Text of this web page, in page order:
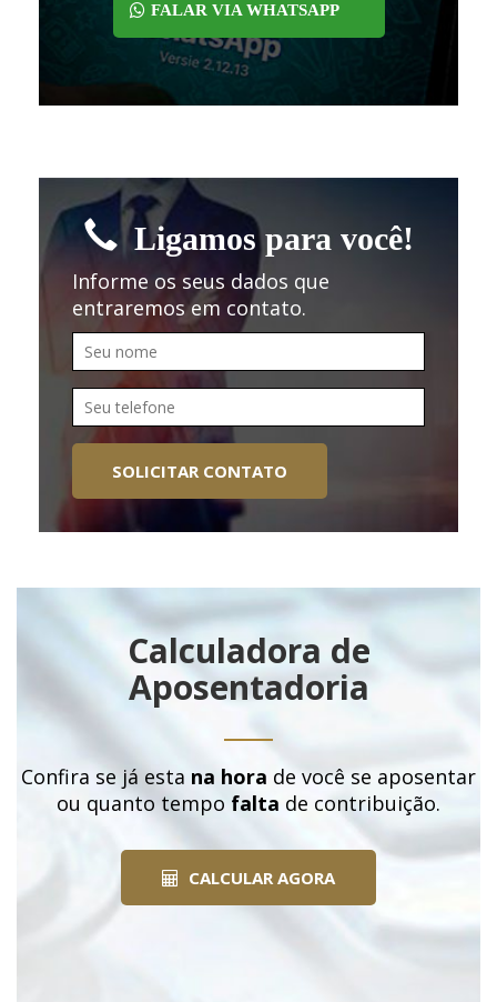
FALAR VIA WHATSAPP
Ligamos para você!
Informe os seus dados que
entraremos em contato.
SOLICITAR CONTATO
Calculadora de
Aposentadoria
Confira se já esta na hora de você se aposentar
ou quanto tempo falta de contribuição.
CALCULAR AGORA